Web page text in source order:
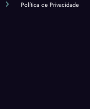
Política de Privacidade